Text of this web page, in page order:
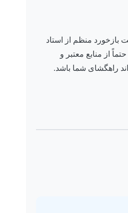
منظم از استاد
از منابع معتبر و
راهگشای شما باشد.